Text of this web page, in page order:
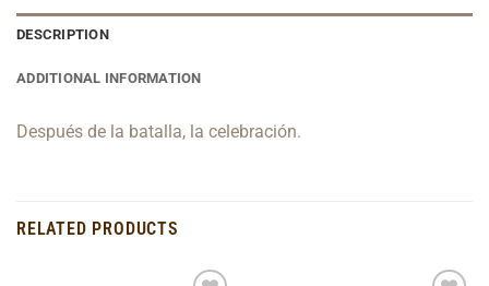
DESCRIPTION
ADDITIONAL INFORMATION
Después de la batalla, la celebración.
RELATED PRODUCTS